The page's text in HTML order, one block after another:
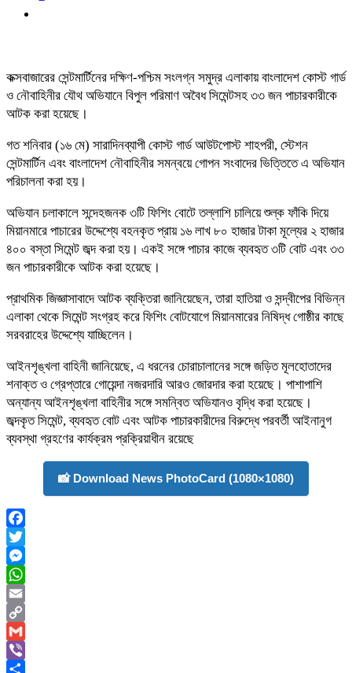
কক্সবাজারের সেন্টমার্টিনের দক্ষিণ-পশ্চিম সংলগ্ন সমুদ্র এলাকায় বাংলাদেশ কোস্ট গার্ড
ও নৌবাহিনীর যৌথ অভিযানে বিপুল পরিমাণ অবৈধ সিমেন্টসহ ৩৩ জন পাচারকারীকে
আটক করা হয়েছে।
গত শনিবার (১৬ মে) সারাদিনব্যাপী কোস্ট গার্ড আউটপোস্ট শাহপরী, স্টেশন
সেন্টমার্টিন এবং বাংলাদেশ নৌবাহিনীর সমন্বয়ে গোপন সংবাদের ভিত্তিতে এ অভিযান
পরিচালনা করা হয়।
অভিযান চলাকালে সন্দেহজনক ৩টি ফিশিং বোটে তল্লাশি চালিয়ে শুল্ক ফাঁকি দিয়ে
মিয়ানমারে পাচারের উদ্দেশ্যে বহনকৃত প্রায় ১৬ লাখ ৮০ হাজার টাকা মূল্যের ২ হাজার
৪০০ বস্তা সিমেন্ট জব্দ করা হয়। একই সঙ্গে পাচার কাজে ব্যবহৃত ৩টি বোট এবং ৩৩
জন পাচারকারীকে আটক করা হয়েছে।
প্রাথমিক জিজ্ঞাসাবাদে আটক ব্যক্তিরা জানিয়েছেন, তারা হাতিয়া ও সন্দ্বীপের বিভিন্ন
এলাকা থেকে সিমেন্ট সংগ্রহ করে ফিশিং বোটযোগে মিয়ানমারের নিষিদ্ধ গোষ্ঠীর কাছে
সরবরাহের উদ্দেশ্যে যাচ্ছিলেন।
আইনশৃঙ্খলা বাহিনী জানিয়েছে, এ ধরনের চোরাচালানের সঙ্গে জড়িত মূলহোতাদের
শনাক্ত ও গ্রেপ্তারে গোয়েন্দা নজরদারি আরও জোরদার করা হয়েছে। পাশাপাশি
অন্যান্য আইনশৃঙ্খলা বাহিনীর সঙ্গে সমন্বিত অভিযানও বৃদ্ধি করা হয়েছে।
জব্দকৃত সিমেন্ট, ব্যবহৃত বোট এবং আটক পাচারকারীদের বিরুদ্ধে পরবর্তী আইনানুগ
ব্যবস্থা গ্রহণের কার্যক্রম প্রক্রিয়াধীন রয়েছে
📸 Download News PhotoCard (1080×1080)
Facebook
Twitter
Messenger
WhatsApp
Email
Copy
Link
Gmail
Viber